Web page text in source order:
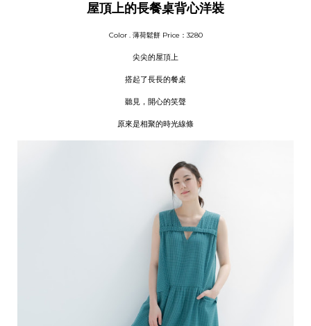
屋頂上的長餐桌背心洋裝
Color . 薄荷鬆餅 Price：3280
尖尖的屋頂上
搭起了長長的餐桌
聽見，開心的笑聲
原來是相聚的時光線條